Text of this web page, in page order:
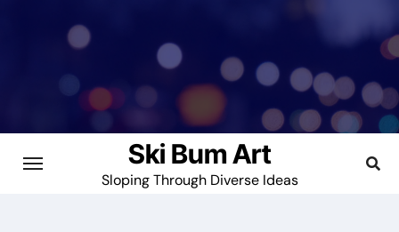
Ski Bum Art
Sloping Through Diverse Ideas